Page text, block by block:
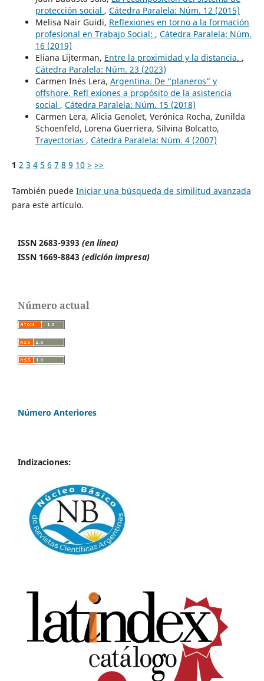
protección social , Cátedra Paralela: Núm. 12 (2015)
Melisa Nair Guidi, Reflexiones en torno a la formación
profesional en Trabajo Social: , Cátedra Paralela: Núm.
16 (2019)
Eliana Lijterman, Entre la proximidad y la distancia. ,
Cátedra Paralela: Núm. 23 (2023)
Carmen Inés Lera, Argentina. De “planeros” y
offshore. Refl exiones a propósito de la asistencia
social , Cátedra Paralela: Núm. 15 (2018)
Carmen Lera, Alicia Genolet, Verónica Rocha, Zunilda
Schoenfeld, Lorena Guerriera, Silvina Bolcatto,
Trayectorias , Cátedra Paralela: Núm. 4 (2007)
1 2 3 4 5 6 7 8 9 10 > >>
También puede Iniciar una búsqueda de similitud avanzada
para este artículo.
ISSN 2683-9393 (en línea)
ISSN 1669-8843 (edición impresa)
Número actual
Número Anteriores
Indizaciones: